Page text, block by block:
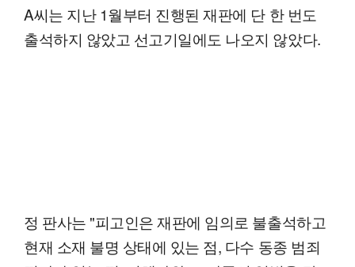
A씨는 지난 1월부터 진행된 재판에 단 한 번도
출석하지 않았고 선고기일에도 나오지 않았다.
정 판사는 "피고인은 재판에 임의로 불출석하고
현재 소재 불명 상태에 있는 점, 다수 동종 범죄